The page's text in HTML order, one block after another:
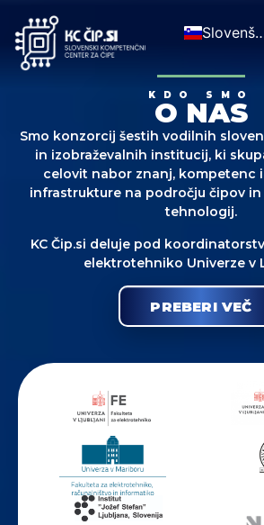
KDO SMO
O NAS
Smo konzorcij šestih vodilnih
in izobraževalnih institucij, ki
celovit nabor znanj, kompetenc
infrastrukture na področju čipov
tehnologij.
KC Čip.si deluje pod
elektrotehniko Univerze v
PREBERI VEČ